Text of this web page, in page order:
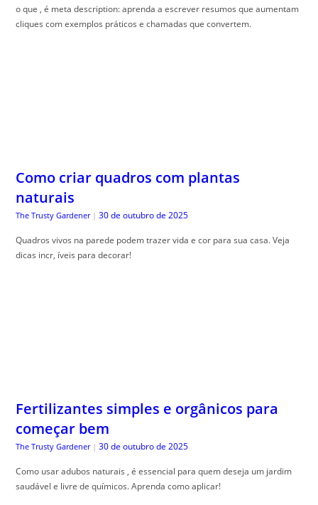
o que , é meta description: aprenda a escrever resumos que aumentam
cliques com exemplos práticos e chamadas que convertem.
Como criar quadros com plantas
naturais
The Trusty Gardener | 30 de outubro de 2025
Quadros vivos na parede podem trazer vida e cor para sua casa. Veja
dicas incr, íveis para decorar!
Fertilizantes simples e orgânicos para
começar bem
The Trusty Gardener | 30 de outubro de 2025
Como usar adubos naturais , é essencial para quem deseja um jardim
saudável e livre de químicos. Aprenda como aplicar!